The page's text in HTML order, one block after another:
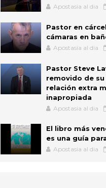
Apostasia al dia
Pastor en
cámaras en
Apostasia al dia
Pastor Steve
removido de
relación extra
inapropiada
Apostasia al dia
El libro más
es una guía
Apostasia al dia